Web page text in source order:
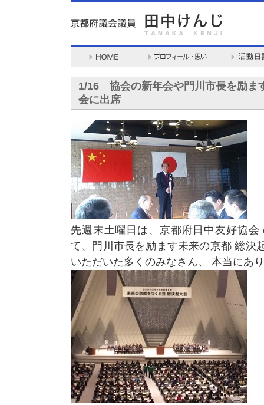
1/16 協会の新年会や門川市長を励ま
会に出席
先週末土曜日は、京都府日中友好協
て、門川市長を励ます未来の京都 総決
いただいた多くのみなさん、 本当にあ